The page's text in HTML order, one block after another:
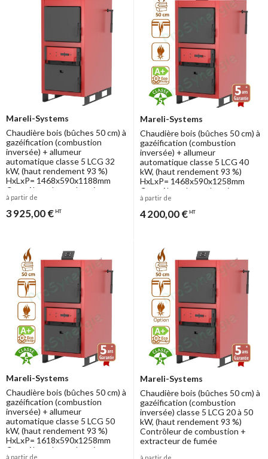
Mareli-Systems
Chaudière bois (bûches 50 cm) à
gazéification (combustion
inversée) + allumeur
automatique classe 5 LCG 32
kW, (haut rendement 93 %)
HxLxP= 1468x590x1188mm
Contrôleur de combustion +
extracteur de fumée et
raccordement Ø150mm
à partir de
3 925,00 € HT
Mareli-Systems
Chaudière bois (bûches 50 cm) à
gazéification (combustion
inversée) + allumeur
automatique classe 5 LCG 40
kW, (haut rendement 93 %)
HxLxP= 1468x590x1258mm
Contrôleur de combustion +
extracteur de fumée et
raccordement Ø150mm
à partir de
4 200,00 € HT
Mareli-Systems
Chaudière bois (bûches 50 cm) à
gazéification (combustion
inversée) + allumeur
automatique classe 5 LCG 50
kW, (haut rendement 93 %)
HxLxP= 1618x590x1258mm
Contrôleur de combustion +
à partir de
Mareli-Systems
Chaudière bois (bûches 50 cm) à
gazéification (combustion
inversée) classe 5 LCG 20 à 50
kW, (haut rendement 93 %)
Contrôleur de combustion +
extracteur de fumée